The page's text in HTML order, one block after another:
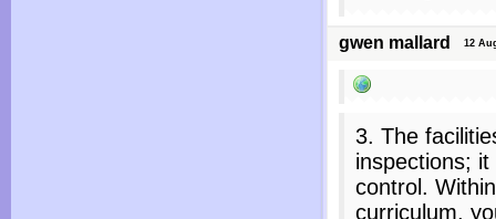
gwen mallard 12
3. The
inspections;
control.
curriculum,